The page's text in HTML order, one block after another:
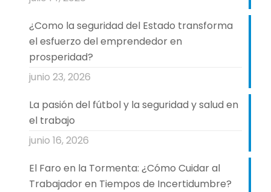
¿Como la seguridad del Estado transforma
el esfuerzo del emprendedor en
prosperidad?
junio 23, 2026
La pasión del fútbol y la seguridad y salud en
el trabajo
junio 16, 2026
El Faro en la Tormenta: ¿Cómo Cuidar al
Trabajador en Tiempos de Incertidumbre?